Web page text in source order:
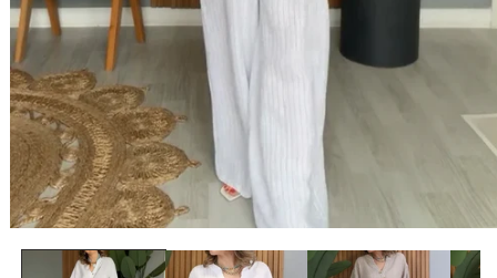
médiafájl
megnyitása